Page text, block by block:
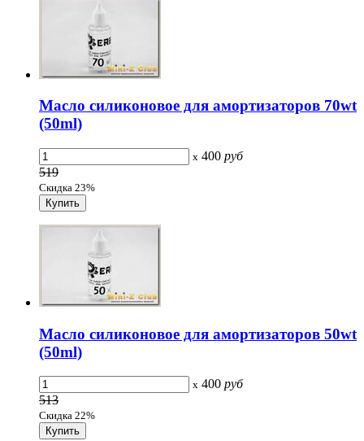
Масло силиконовое для амортизаторов 70wt
(50ml)
x 400 руб
519
Скидка 23%
Масло силиконовое для амортизаторов 50wt
(50ml)
x 400 руб
513
Скидка 22%